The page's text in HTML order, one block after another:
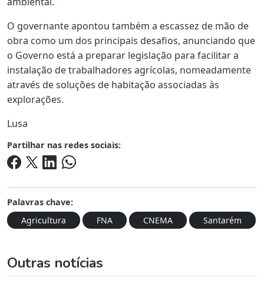
O governante apontou também a escassez de mão de
obra como um dos principais desafios, anunciando que
o Governo está a preparar legislação para facilitar a
instalação de trabalhadores agrícolas, nomeadamente
através de soluções de habitação associadas às
explorações.
Lusa
Partilhar nas redes sociais:
Palavras chave:
Agricultura
FNA CNEMA Santarém
Outras notícias